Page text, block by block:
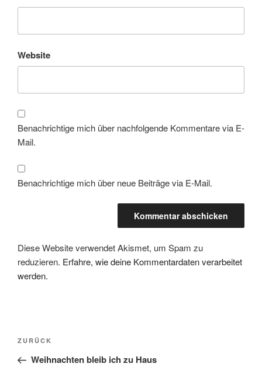
Website
Benachrichtige mich über nachfolgende Kommentare via E-
Mail.
Benachrichtige mich über neue Beiträge via E-Mail.
Diese Website verwendet Akismet, um Spam zu
reduzieren. Erfahre, wie deine Kommentardaten verarbeitet
werden.
Beitragsnavigation
Vorheriger
Beitrag
ZURÜCK
Weihnachten bleib ich zu Haus